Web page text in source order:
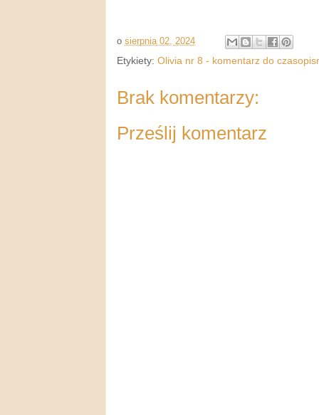
o sierpnia 02, 2024
Etykiety: Olivia nr 8 - komentarz do
Brak komentarzy:
Prześlij komentarz